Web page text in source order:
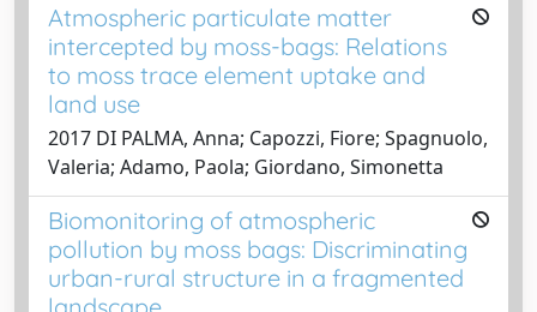
Atmospheric particulate matter
intercepted by moss-bags: Relations
to moss trace element uptake and
land use
2017 DI PALMA, Anna; Capozzi, Fiore; Spagnuolo,
Valeria; Adamo, Paola; Giordano, Simonetta
Biomonitoring of atmospheric
pollution by moss bags: Discriminating
urban-rural structure in a fragmented